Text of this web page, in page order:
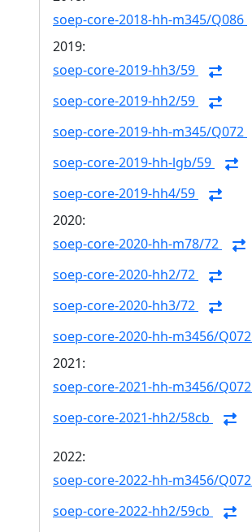
soep-core-2018-hh-m345/Q086
2019:
soep-core-2019-hh3/59
soep-core-2019-hh2/59
soep-core-2019-hh-m345/Q072
soep-core-2019-hh-lgb/59
soep-core-2019-hh4/59
2020:
soep-core-2020-hh-m78/72
soep-core-2020-hh2/72
soep-core-2020-hh3/72
soep-core-2020-hh-m3456/Q072
2021:
soep-core-2021-hh-m3456/Q072
soep-core-2021-hh2/58cb
2022:
soep-core-2022-hh-m3456/Q072
soep-core-2022-hh2/59cb